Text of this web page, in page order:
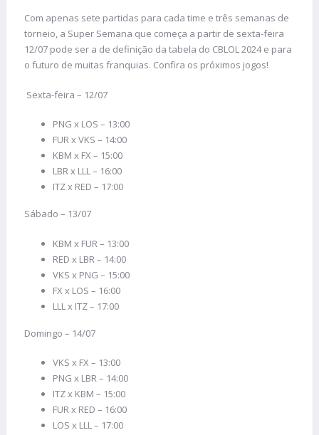
Com apenas sete partidas para cada time e três semanas de
torneio, a Super Semana que começa a partir de sexta-feira
12/07 pode ser a de definição da tabela do CBLOL 2024 e para
o futuro de muitas franquias. Confira os próximos jogos!
Sexta-feira – 12/07
PNG x LOS – 13:00
FUR x VKS – 14:00
KBM x FX – 15:00
LBR x LLL – 16:00
ITZ x RED – 17:00
Sábado – 13/07
KBM x FUR – 13:00
RED x LBR – 14:00
VKS x PNG – 15:00
FX x LOS – 16:00
LLL x ITZ – 17:00
Domingo – 14/07
VKS x FX – 13:00
PNG x LBR – 14:00
ITZ x KBM – 15:00
FUR x RED – 16:00
LOS x LLL – 17:00